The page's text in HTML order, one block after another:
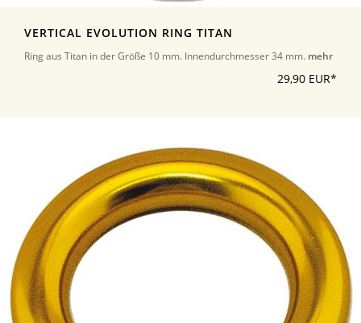
VERTICAL EVOLUTION RING TITAN
Ring aus Titan in der Größe 10 mm. Innendurchmesser 34 mm. mehr
29,90 EUR*